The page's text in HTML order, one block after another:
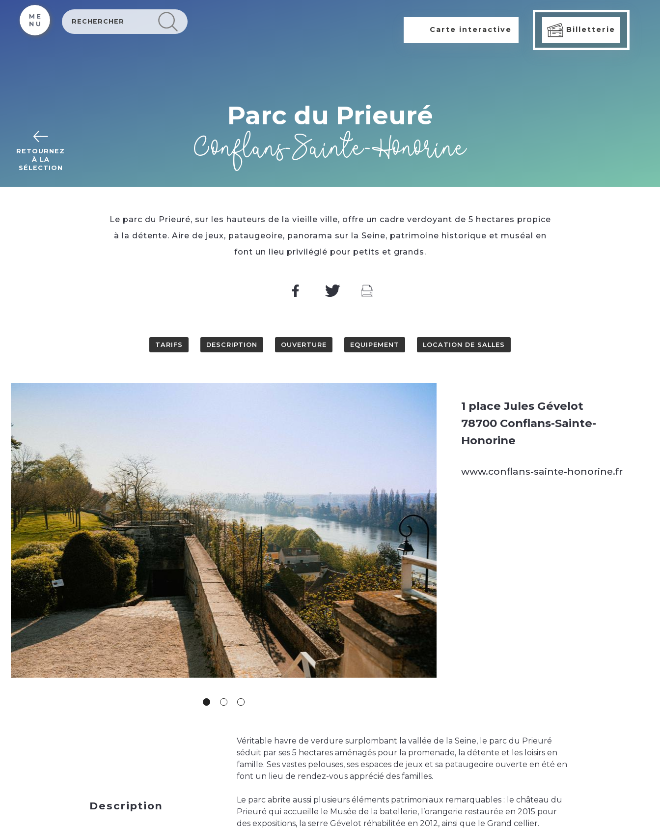
Carte interactive Billetterie
RETOURNEZ
À LA
SÉLECTION
Parc du Prieuré
Conflans-Sainte-Honorine
Le parc du Prieuré, sur les hauteurs de la vieille ville, offre un cadre verdoyant de 5 hectares propice
à la détente. Aire de jeux, pataugeoire, panorama sur la Seine, patrimoine historique et muséal en
font un lieu privilégié pour petits et grands.
TARIFS DESCRIPTION OUVERTURE EQUIPEMENT LOCATION DE SALLES
1 place Jules Gévelot
78700 Conflans-Sainte-
Honorine
www.conflans-sainte-honorine.fr
Description
Véritable havre de verdure surplombant la vallée de la Seine, le parc du Prieuré
séduit par ses 5 hectares aménagés pour la promenade, la détente et les loisirs en
famille. Ses vastes pelouses, ses espaces de jeux et sa pataugeoire ouverte en été en
font un lieu de rendez-vous apprécié des familles.
Le parc abrite aussi plusieurs éléments patrimoniaux remarquables : le château du
Prieuré qui accueille le Musée de la batellerie, l’orangerie restaurée en 2015 pour
des expositions, la serre Gévelot réhabilitée en 2012, ainsi que le Grand cellier.
Cookies beheer paneel